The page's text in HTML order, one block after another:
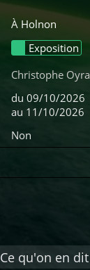
Ce qu'on en dit
À Holnon
Exposition
Christophe Oyra
du 09/10/2026
au 11/10/2026
Non